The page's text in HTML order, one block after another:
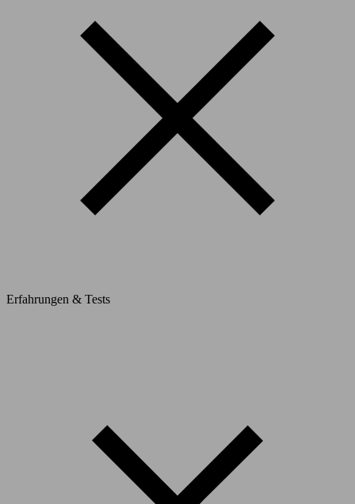
Erfahrungen & Tests